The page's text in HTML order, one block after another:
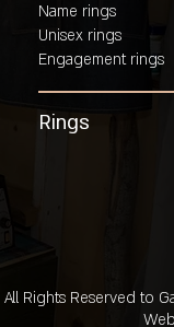
Name rings
Unisex rings
Engagement rings
Rings